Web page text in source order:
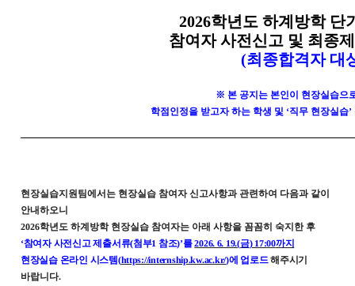
2026학년도 하계방학 단
참여자 사전신고 및 최종
(최종합격자 대
※ 본 공지는 본인이 현장실습으
학점인정을 받고자 하는 학생 및 ‘직무 현장실습’
현장실습지원팀에서는 현장실습 참여자 신고사항과 관련하여 다음과 같이
안내하오니
2026학년도 하계방학 현장실습 참여자는 아래 사항을 꼼꼼히 숙지한 후
‘참여자 사전신고 제출서류(첨부1 참조)’를2026. 6. 19.(금) 17:00까지
현장실습 온라인 시스템(https://internship.kw.ac.kr/)에 업로드해주시기
바랍니다.